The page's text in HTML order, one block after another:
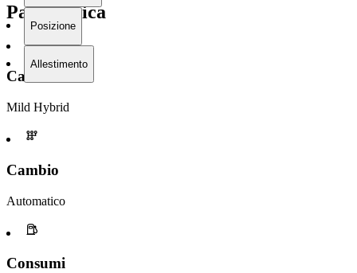
Posizione
Allestimento
Panoramica
Carburante
Mild Hybrid
Cambio
Automatico
Consumi